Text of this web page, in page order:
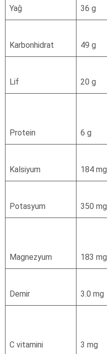
Yağ 36 g
Karbonhidrat 49 g
Lif 20 g
Protein 6 g
Kalsiyum 184 mg
Potasyum 350 mg
Magnezyum 183 mg
Demir 3.0 mg
C vitamini 3 mg